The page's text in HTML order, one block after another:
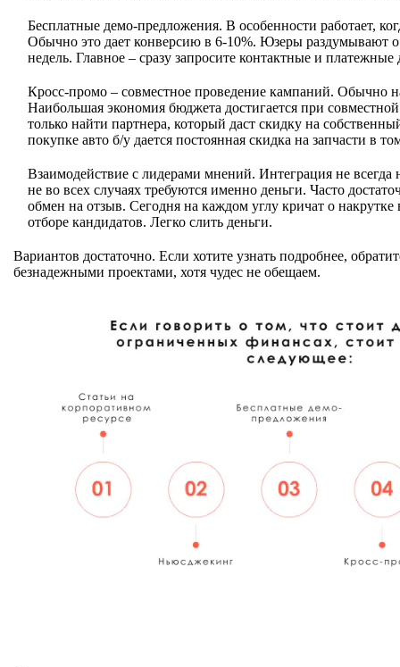
Бесплатные демо-предложения. В особенности работает,
Обычно это дает конверсию в 6-10%. Юзеры раздумывают
недель. Главное – сразу запросите контактные и
Кросс-промо – совместное проведение кампаний. Обычно
Наибольшая экономия бюджета достигается при
только найти партнера, который даст скидку на
покупке авто б/у дается постоянная скидка на запчасти в
Взаимодействие с лидерами мнений. Интеграция не
не во всех случаях требуются именно деньги. Часто
обмен на отзыв. Сегодня на каждом углу кричат о
отборе кандидатов. Легко слить деньги.
Вариантов достаточно. Если хотите узнать подробнее,
безнадежными проектами, хотя чудес не обещаем.